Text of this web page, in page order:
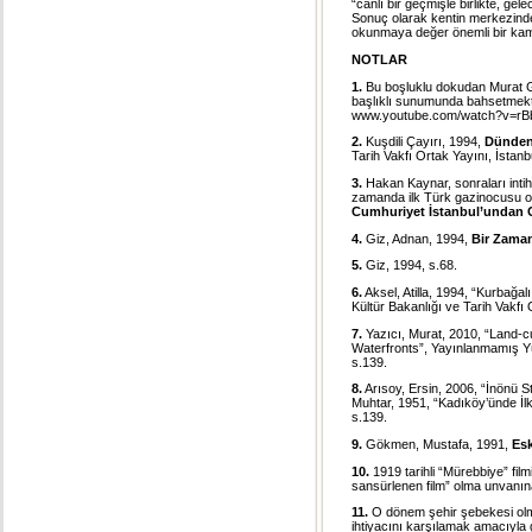
“canlı bir geçmişle birlikte,
Sonuç olarak kentin
okunmaya değer önemli bir
NOTLAR
1. Bu boşluklu dokudan Murat
başlıklı sunumunda
www.youtube.com/
2. Kuşdili Çayırı, 1994,
Tarih Vakfı Ortak Yayını,
3. Hakan Kaynar, sonraları
zamanda ilk Türk gazinocusu
Cumhuriyet İstanbul’undan
4. Giz, Adnan, 1994, Bir
5. Giz, 1994, s.68.
6.Aksel, Atilla, 1994,
Kültür Bakanlığı ve Tarih
7. Yazıcı, Murat, 2010,
Waterfronts”, Yayınlanmamış
s.139.
8.Arısoy, Ersin, 2006, “İnönü
Muhtar, 1951, “Kadıköy’ünde
s.139.
9. Gökmen, Mustafa, 1991,
10. 1919 tarihli “Mürebbiye”
sansürlenen film” olma
11. O dönem şehir şebekesi
ihtiyacını karşılamak